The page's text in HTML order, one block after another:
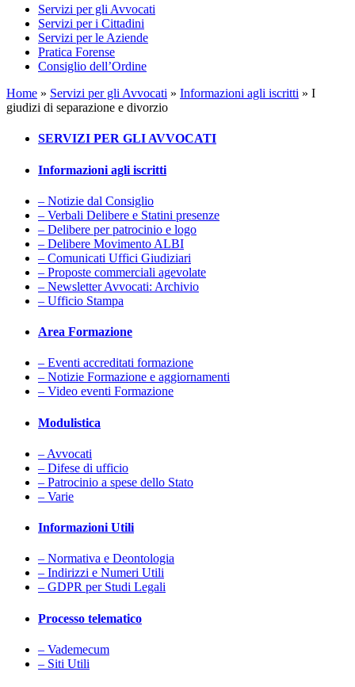
Servizi per gli Avvocati
Servizi per i Cittadini
Servizi per le Aziende
Pratica Forense
Consiglio dell’Ordine
Home » Servizi per gli Avvocati » Informazioni agli iscritti » I
giudizi di separazione e divorzio
SERVIZI PER GLI AVVOCATI
Informazioni agli iscritti
– Notizie dal Consiglio
– Verbali Delibere e Statini presenze
– Delibere per patrocinio e logo
– Delibere Movimento ALBI
– Comunicati Uffici Giudiziari
– Proposte commerciali agevolate
– Newsletter Avvocati: Archivio
– Ufficio Stampa
Area Formazione
– Eventi accreditati formazione
– Notizie Formazione e aggiornamenti
– Video eventi Formazione
Modulistica
– Avvocati
– Difese di ufficio
– Patrocinio a spese dello Stato
– Varie
Informazioni Utili
– Normativa e Deontologia
– Indirizzi e Numeri Utili
– GDPR per Studi Legali
Processo telematico
– Vademecum
– Siti Utili